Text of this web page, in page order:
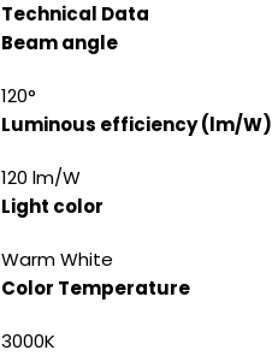
Technical Data
Beam angle
120°
Luminous efficiency (lm/W)
120 lm/W
Light color
Warm White
Color Temperature
3000K